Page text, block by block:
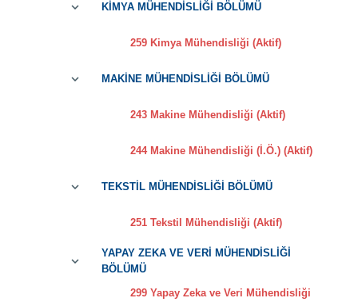
KİMYA MÜHENDİSLİĞİ BÖLÜMÜ
259 Kimya Mühendisliği (Aktif)
MAKİNE MÜHENDİSLİĞİ BÖLÜMÜ
243 Makine Mühendisliği (Aktif)
244 Makine Mühendisliği (İ.Ö.) (Aktif)
TEKSTİL MÜHENDİSLİĞİ BÖLÜMÜ
251 Tekstil Mühendisliği (Aktif)
YAPAY ZEKA VE VERİ MÜHENDİSLİĞİ
BÖLÜMÜ
299 Yapay Zeka ve Veri Mühendisliği